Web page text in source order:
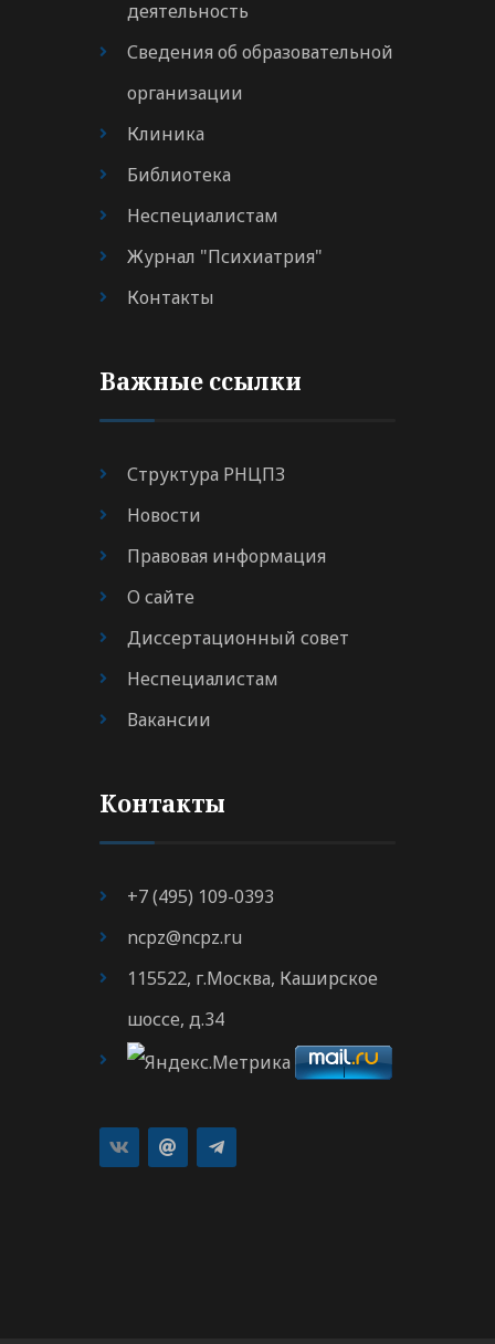
деятельность
Сведения об образовательной
организации
Клиника
Библиотека
Неспециалистам
Журнал "Психиатрия"
Контакты
Важные ссылки
Структура РНЦПЗ
Новости
Правовая информация
О сайте
Диссертационный совет
Неспециалистам
Вакансии
Контакты
+7 (495) 109-0393
ncpz@ncpz.ru
115522, г.Москва, Каширское
шоссе, д.34